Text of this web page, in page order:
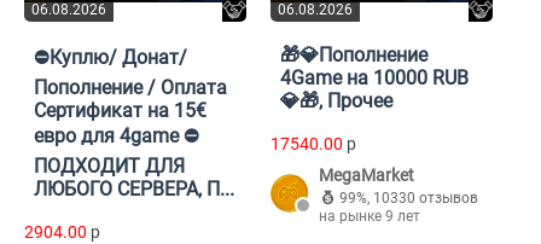
06.08.2026
⛔Куплю/ Донат/
Пополнение / Оплата
Сертификат на 15€
евро для 4game ⛔
ПОДХОДИТ ДЛЯ
ЛЮБОГО СЕРВЕРА, П...
2904.00 p
06.08.2026
🎁💎Пополнение
4Game на 10000 RUB
💎🎁, Прочее
17540.00 p
MegaMarket
99%, 10330 отзывов
на рынке 9 лет